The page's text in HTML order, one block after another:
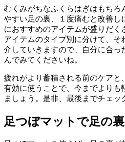
むくみがちなふくらはぎはもちろ
やすい足の裏、１度痛むと改善し
におすすめのアイテムが盛りだく
アイテムのタイプ別に分けて、そ
介していきますので、自分に合っ
んでみてくださいね。
疲れがより蓄積される前のケアと
有効に使うことで、今までよりも
ましょう。是非、最後までチェッ
足つぼマットで足の